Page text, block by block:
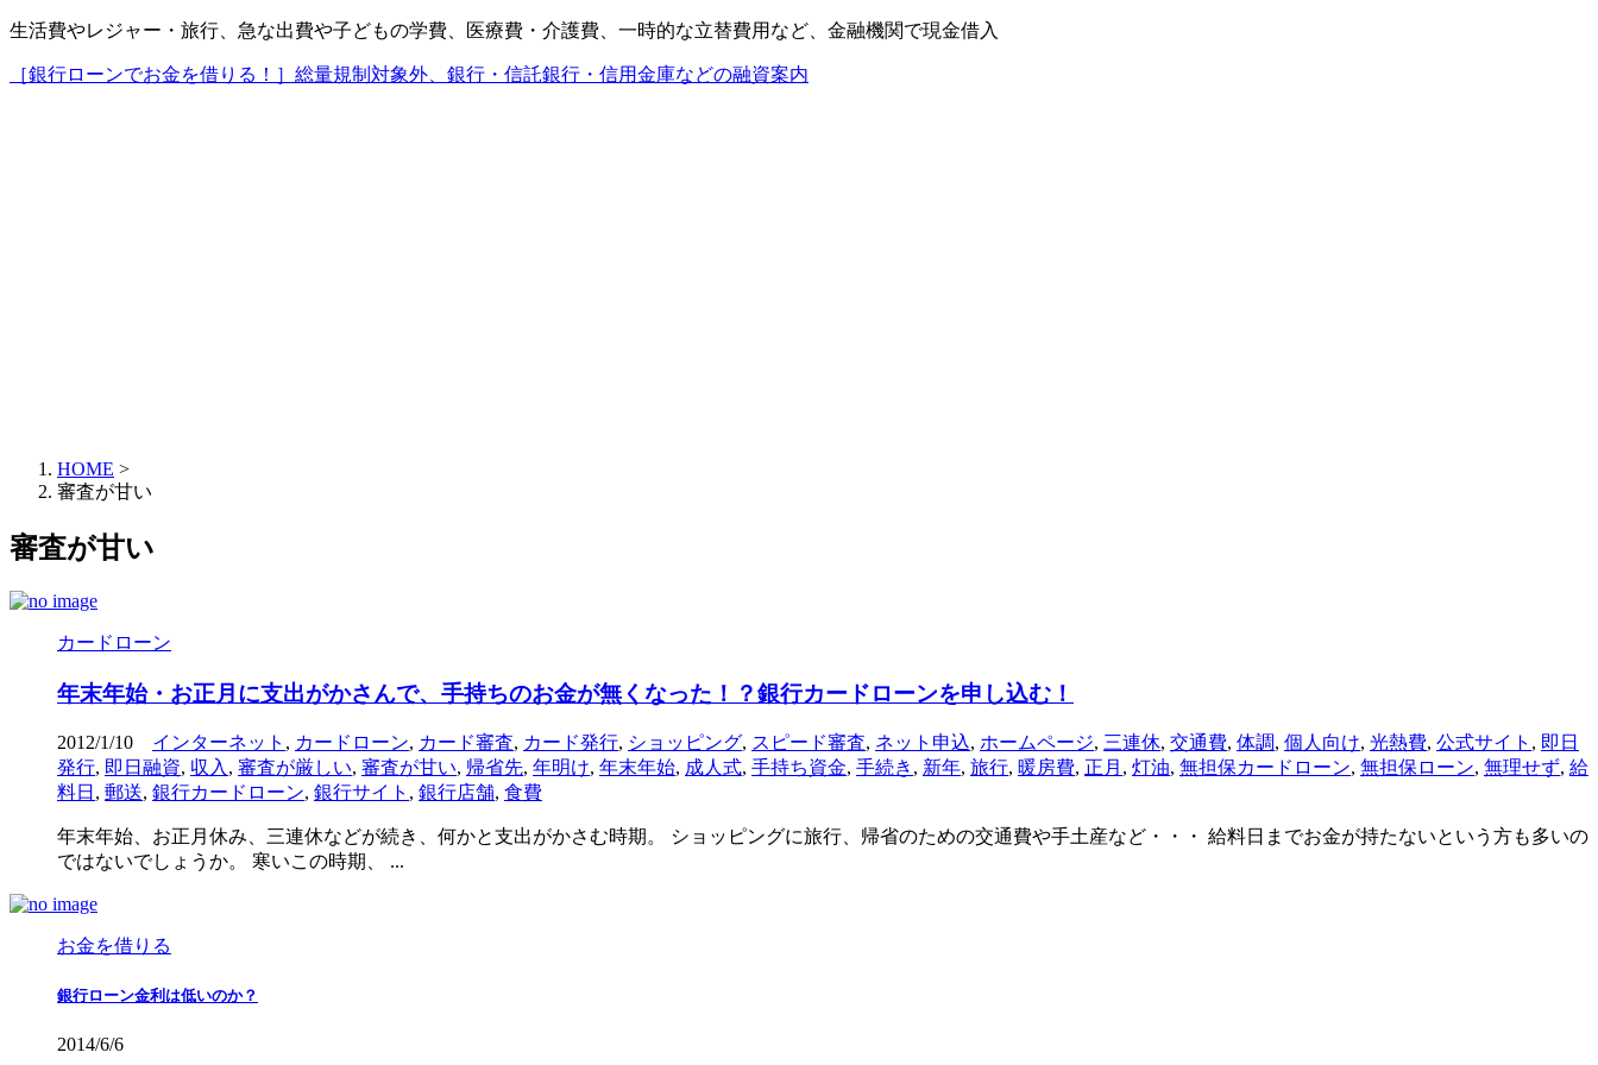
生活費やレジャー・旅行、急な出費や子どもの学費、医療費・介護費、一時的な立替費用など、金融機関で現金借入
［銀行ローンでお金を借りる！］総量規制対象外、銀行・信託銀行・信用金庫などの融資案内
HOME >
審査が甘い
審査が甘い
カードローン
年末年始・お正月に支出がかさんで、手持ちのお金が無くなった！？銀行カードローンを申し込む！
2012/1/10 インターネット , カードローン, カード審査, カード発行, ショッピング, スピード審査, ネット申込, ホームページ, 三連休, 交通費, 体調, 個人向け, 光熱費, 公式サイト , 即日
発行, 即日融資, 収入 , 審査が厳しい, 審査が甘い, 帰省先, 年明け, 年末年始, 成人式, 手持ち資金, 手続き , 新年, 旅行, 暖房費, 正月 , 灯油, 無担保カードローン, 無担保ローン, 無理せず, 給
料日 , 郵送, 銀行カードローン, 銀行サイト , 銀行店舗, 食費
年末年始、お正月休み、三連休などが続き、何かと支出がかさむ時期。 ショッピングに旅行、帰省のための交通費や手土産など・・・ 給料日までお金が持たないという方も多いの
ではないでしょうか。 寒いこの時期、 ...
お金を借りる
銀行ローン金利は低いのか？
2014/6/6